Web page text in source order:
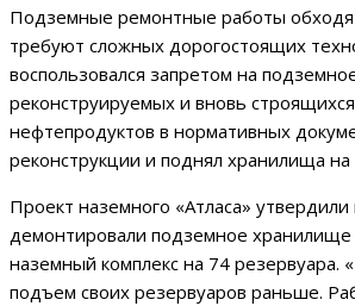
Подземные ремонтные работы
требуют сложных дорогостоящих
воспользовался запретом на
реконструируемых и вновь
нефтепродуктов в нормативных
реконструкции и поднял хранилища на
Проект наземного «Атласа»
демонтировали подземное хранилище
наземный комплекс на 74 резервуара.
подъем своих резервуаров раньше.